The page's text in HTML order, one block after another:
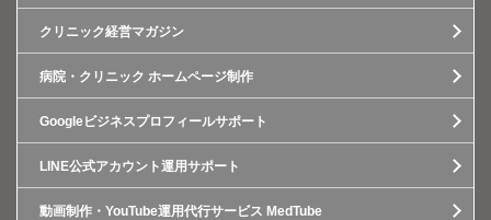
クリニック経営マガジン
病院・クリニック ホームページ制作
Googleビジネスプロフィールサポート
LINE公式アカウント運用サポート
動画制作・YouTube運用代行サービス MedTube